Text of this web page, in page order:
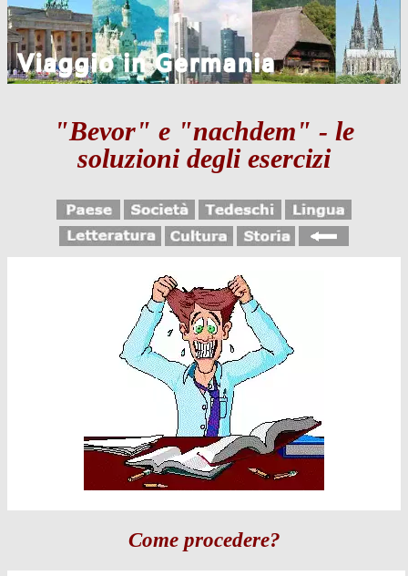
"Bevor" e "nachdem" - le
soluzioni degli esercizi
Come procedere?